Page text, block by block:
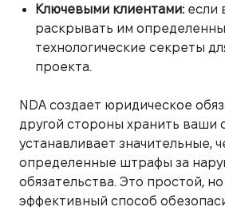
Ключевыми клиентами:если
раскрывать им
технологические секреты
проекта.
NDA создает юридическое
другой стороны хранить ваши
устанавливает значительные,
определенные штрафы за
обязательства. Это простой,
эффективный способ